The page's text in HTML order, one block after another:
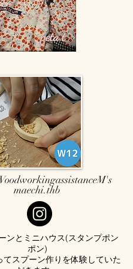
maechi.thb
ンとミニハウス(スタンプポン
ポン)
てスプーン作りを体験していた